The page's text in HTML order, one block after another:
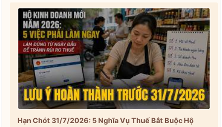
Hạn Chót 31/7/2026: 5 Nghĩa Vụ Thuế Bắt Buộc Hộ